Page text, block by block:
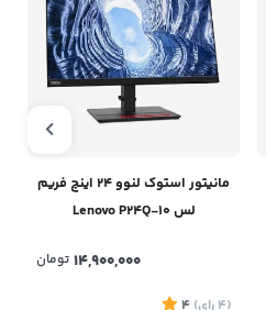
مانیتور استوک لنوو 24 اینچ فریم
لس Lenovo P24Q-10
14,900,000 تومان
(4 رای)
4